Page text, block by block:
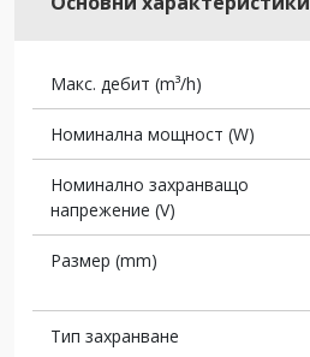
Макс. дебит (m³/h)
Номинална мощност (W)
Номинално захранващо
напрежение (V)
Размер (mm)
Тип захранване